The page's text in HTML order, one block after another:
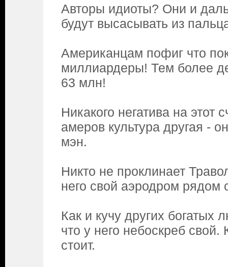
Авторы идиоты? Они и
будут высасывать из
Американцам пофиг что
миллиардеры! Тем более
63 млн!
Никакого негатива на этот
амеров культура другая -
мэн.
Никто не проклинает
него свой аэродром рядом
Как и кучу других
что у него небоскреб
стоит.